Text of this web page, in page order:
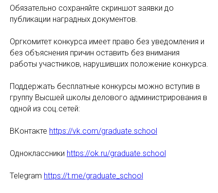
Обязательно сохраняйте скриншот заявки до
публикации наградных документов.
Оргкомитет конкурса имеет право без уведомления и
без объяснения причин оставить без внимания
работы участников, нарушивших положение конкурса.
Поддержать бесплатные конкурсы можно вступив в
группу Высшей школы делового администрирования в
одной из соц.сетей:
ВКонтакте https://vk.com/graduate.school
Одноклассники https://ok.ru/graduate.school
Telegram https://t.me/graduate_school